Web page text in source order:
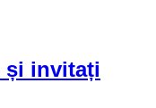
și invitați